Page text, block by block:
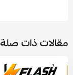
مقالات ذات صلة